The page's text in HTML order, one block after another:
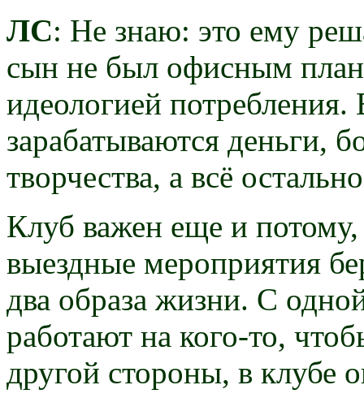
ЛС: Не знаю: это ему
сын не был офисным
идеологией
зарабатываются деньги,
творчества, а всё
Клуб важен еще и потому,
выездные мероприятия
два образа жизни. С
работают на кого-то,
другой стороны, в клубе